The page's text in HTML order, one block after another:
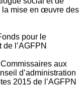
la mise en œuvre des
pour le
l’AGFPN
aux
d’administration
2015 de l’AGFPN